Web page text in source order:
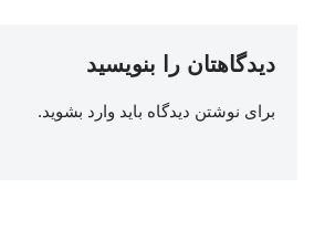
دیدگاهتان را بنویسید
برای نوشتن دیدگاه باید وارد بشوید.